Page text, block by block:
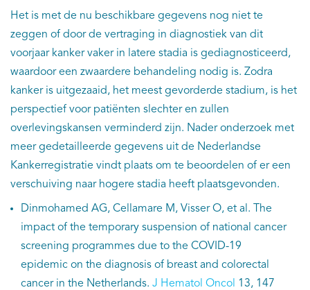
Het is met de nu beschikbare gegevens nog niet te
zeggen of door de vertraging in diagnostiek van dit
voorjaar kanker vaker in latere stadia is gediagnosticeerd,
waardoor een zwaardere behandeling nodig is. Zodra
kanker is uitgezaaid, het meest gevorderde stadium, is het
perspectief voor patiënten slechter en zullen
overlevingskansen verminderd zijn. Nader onderzoek met
meer gedetailleerde gegevens uit de Nederlandse
Kankerregistratie vindt plaats om te beoordelen of er een
verschuiving naar hogere stadia heeft plaatsgevonden.
Dinmohamed AG, Cellamare M, Visser O, et al. The
impact of the temporary suspension of national cancer
screening programmes due to the COVID-19
epidemic on the diagnosis of breast and colorectal
cancer in the Netherlands. J Hematol Oncol 13, 147